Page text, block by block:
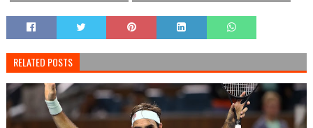
RELATED POSTS